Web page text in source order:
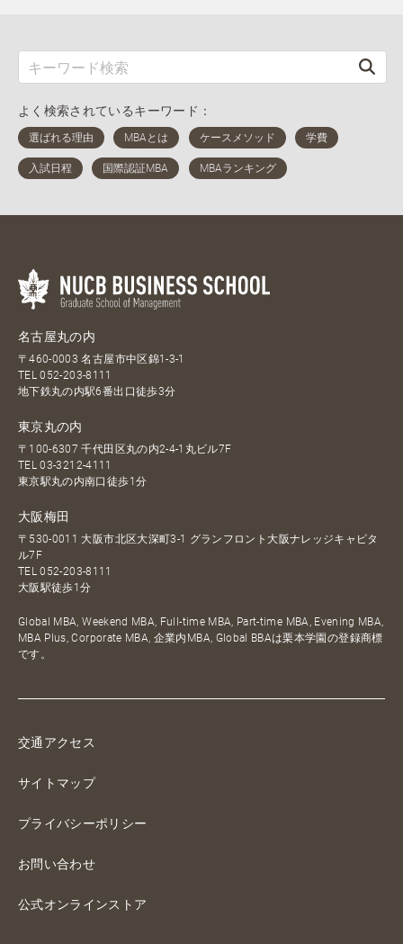
よく検索されているキーワード：
名古屋丸の内
〒460-0003 名古屋市中区錦1-3-1
TEL052-203-8111
地下鉄丸の内駅6番出口徒歩3分
東京丸の内
〒100-6307 千代田区丸の内2-4-1丸ビル7F
TEL03-3212-4111
東京駅丸の内南口徒歩1分
大阪梅田
〒530-0011 大阪市北区大深町3-1 グランフロント大阪ナレッジキャピタ
ル7F
TEL052-203-8111
大阪駅徒歩1分
Global MBA, Weekend MBA, Full-time MBA, Part-time MBA, Evening MBA,
MBA Plus, Corporate MBA, 企業内MBA, Global BBAは栗本学園の登録商標
です。
交通アクセス
サイトマップ
プライバシーポリシー
お問い合わせ
公式オンラインストア